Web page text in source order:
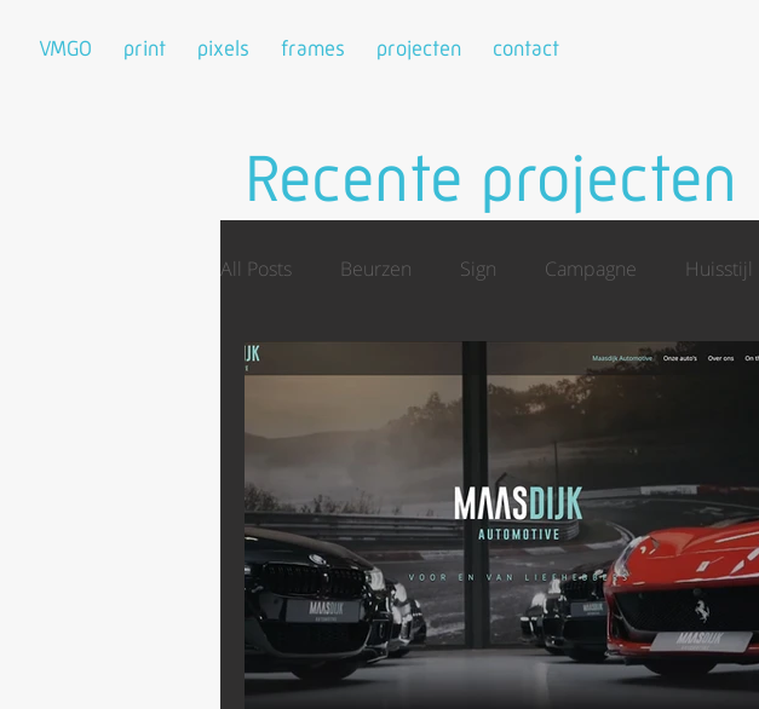
VMGO print pixels frames projecten contact
Recente projecten
All Posts Beurzen Sign Campagne Huisstijl